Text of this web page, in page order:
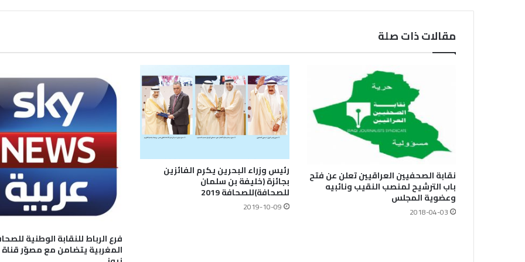
مقالات ذات صلة
نقابة الصحفيين العراقيين تعلن عن فتح
باب الترشيح لمنصب النقيب ونائبيه
وعضوية المجلس
2018-04-03
رئيس وزراء البحرين يكرم الفائزين
بجائزة (خليفة بن سلمان
للصحافة)للصحافة 2019
2019-10-09
فرع الرباط للنقابة الوطنية
المغربية يتضامن مع مصوّر